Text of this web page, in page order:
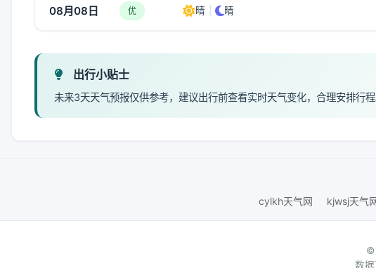
08月08日 优 晴 晴
出行小贴士
未来3天天气预报仅供参考，建议出行前查看实时天气变化，合理安排行程
cylkh天气网
kjwsj天气
©
数